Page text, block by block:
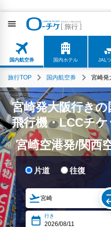
国内航空券 国内ホテル JAL
旅行TOP 国内航空券 宮崎発
宮崎発大阪行き
飛行機・LCCチ
宮崎空港発/関西